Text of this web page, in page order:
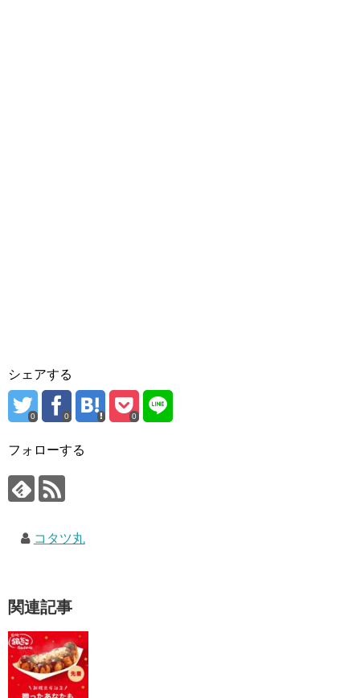
シェアする
0 0 0
フォローする
コタツ丸
関連記事